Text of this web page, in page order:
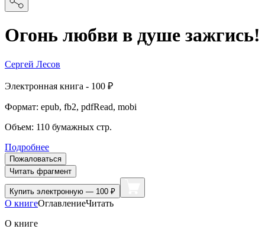
Огонь любви в душе зажгись!
Сергей Лесов
Электронная книга - 100 ₽
Формат: epub, fb2, pdfRead, mobi
Объем: 110 бумажных стр.
Подробнее
Пожаловаться
Читать фрагмент
Купить электронную — 100 ₽
О книгеОглавлениеЧитать
О книге